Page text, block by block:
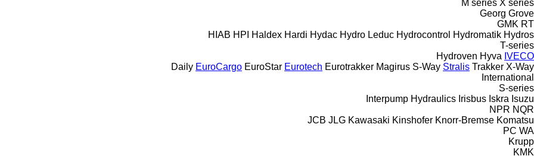
M series X series
Georg Grove
GMK RT
HIAB HPI Haldex Hardi Hydac Hydro Leduc Hydrocontrol Hydromatik Hydros
T-series
Hydroven Hyva IVECO
Daily EuroCargo EuroStar Eurotech Eurotrakker Magirus S-Way Stralis Trakker X-Way
International
S-series
Interpump Hydraulics Irisbus Iskra Isuzu
NPR NQR
JCB JLG Kawasaki Kinshofer Knorr-Bremse Komatsu
PC WA
Krupp
KMK